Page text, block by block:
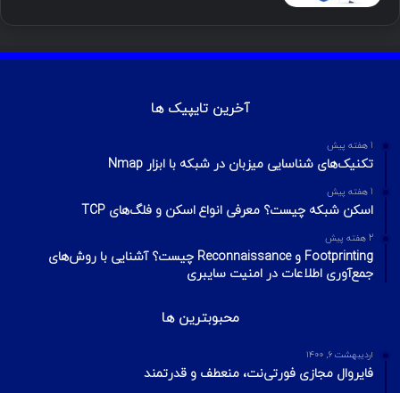
آخرین تایپیک ها
1 هفته پیش
تکنیک‌های شناسایی میزبان در شبکه با ابزار Nmap
1 هفته پیش
اسکن شبکه چیست؟ معرفی انواع اسکن و فلگ‌های TCP
2 هفته پیش
Footprinting و Reconnaissance چیست؟ آشنایی با روش‌های
جمع‌آوری اطلاعات در امنیت سایبری
محبوبترین ها
اردیبهشت ۶, ۱۴۰۰
فایروال مجازی فورتی‌نت، منعطف و قدرتمند